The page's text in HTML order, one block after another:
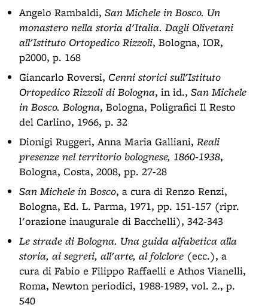
Angelo Rambaldi, San Michele in Bosco. Un
monastero nella storia d'Italia. Dagli Olivetani
all'Istituto Ortopedico Rizzoli, Bologna, IOR,
p2000, p. 168
Giancarlo Roversi, Cenni storici sull'Istituto
Ortopedico Rizzoli di Bologna, in id., San Michele
in Bosco. Bologna, Bologna, Poligrafici Il Resto
del Carlino, 1966, p. 32
Dionigi Ruggeri, Anna Maria Galliani, Reali
presenze nel territorio bolognese, 1860-1938,
Bologna, Costa, 2008, pp. 27-28
San Michele in Bosco, a cura di Renzo Renzi,
Bologna, Ed. L. Parma, 1971, pp. 151-157 (ripr.
l'orazione inaugurale di Bacchelli), 342-343
Le strade di Bologna. Una guida alfabetica alla
storia, ai segreti, all'arte, al folclore (ecc.), a
cura di Fabio e Filippo Raffaelli e Athos Vianelli,
Roma, Newton periodici, 1988-1989, vol. 2., p.
540